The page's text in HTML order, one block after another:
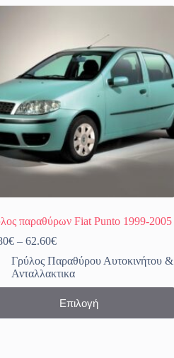
παραθύρων Fiat Punto 1999-2005
€ – 62.60€Price
31.80€
through
62.60€
Γρύλος Παραθύρου Αυτοκινήτου &
Ανταλλακτικα
Επιλογή